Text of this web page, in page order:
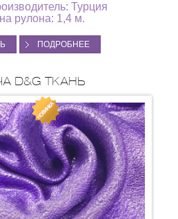
Турция
рулона: 1,4 м.
ПОДРОБНЕЕ
D&G ТКАНЬ